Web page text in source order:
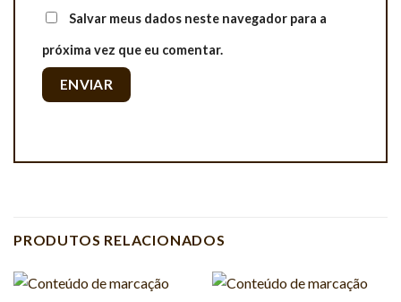
Salvar meus dados neste navegador para a
próxima vez que eu comentar.
PRODUTOS RELACIONADOS